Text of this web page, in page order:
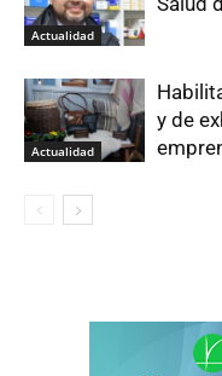
Actualidad
Actualidad
y de